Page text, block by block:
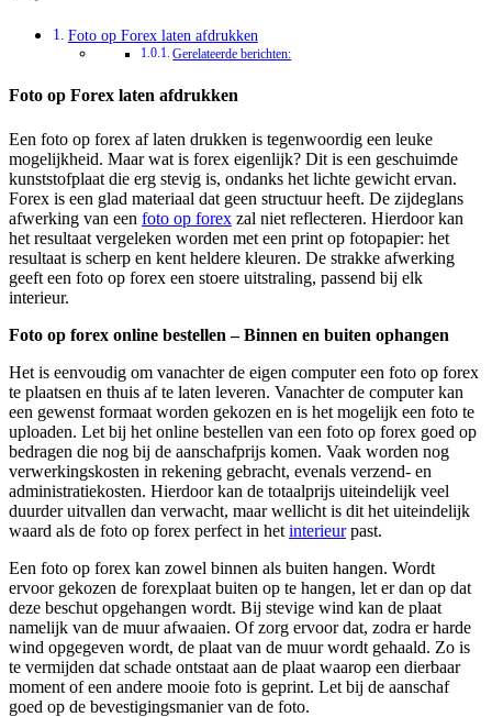
Foto op Forex laten afdrukken
Gerelateerde berichten:
Foto op Forex laten afdrukken
Een foto op forex af laten drukken is tegenwoordig een leuke
mogelijkheid. Maar wat is forex eigenlijk? Dit is een geschuimde
kunststofplaat die erg stevig is, ondanks het lichte gewicht ervan.
Forex is een glad materiaal dat geen structuur heeft. De zijdeglans
afwerking van een foto op forex zal niet reflecteren. Hierdoor kan
het resultaat vergeleken worden met een print op fotopapier: het
resultaat is scherp en kent heldere kleuren. De strakke afwerking
geeft een foto op forex een stoere uitstraling, passend bij elk
interieur.
Foto op forex online bestellen – Binnen en buiten ophangen
Het is eenvoudig om vanachter de eigen computer een foto op forex
te plaatsen en thuis af te laten leveren. Vanachter de computer kan
een gewenst formaat worden gekozen en is het mogelijk een foto te
uploaden. Let bij het online bestellen van een foto op forex goed op
bedragen die nog bij de aanschafprijs komen. Vaak worden nog
verwerkingskosten in rekening gebracht, evenals verzend- en
administratiekosten. Hierdoor kan de totaalprijs uiteindelijk veel
duurder uitvallen dan verwacht, maar wellicht is dit het uiteindelijk
waard als de foto op forex perfect in het interieurpast.
Een foto op forex kan zowel binnen als buiten hangen. Wordt
ervoor gekozen de forexplaat buiten op te hangen, let er dan op dat
deze beschut opgehangen wordt. Bij stevige wind kan de plaat
namelijk van de muur afwaaien. Of zorg ervoor dat, zodra er harde
wind opgegeven wordt, de plaat van de muur wordt gehaald. Zo is
te vermijden dat schade ontstaat aan de plaat waarop een dierbaar
moment of een andere mooie foto is geprint. Let bij de aanschaf
goed op de bevestigingsmanier van de foto.